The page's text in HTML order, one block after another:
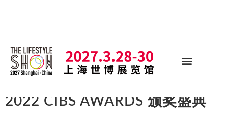
2022 CIBS AWARDS 颁奖盛典